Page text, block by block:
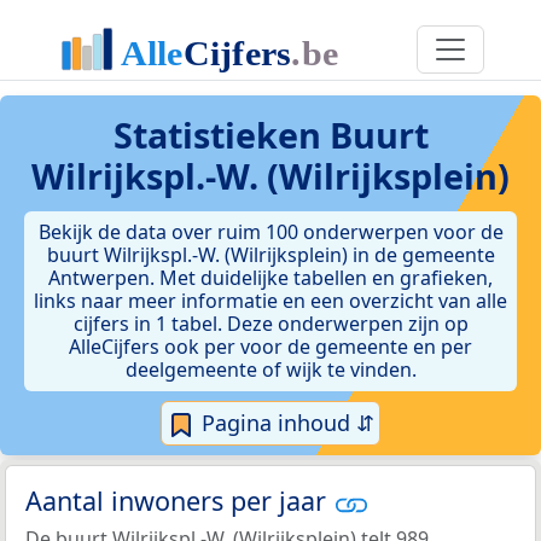
Statistieken Buurt
Wilrijkspl.-W. (Wilrijksplein)
Bekijk de data over ruim 100 onderwerpen voor de
buurt Wilrijkspl.-W. (Wilrijksplein) in de gemeente
Antwerpen. Met duidelijke tabellen en grafieken,
links naar meer informatie en een overzicht van alle
cijfers in 1 tabel. Deze onderwerpen zijn op
AlleCijfers ook per voor de gemeente en per
deelgemeente of wijk te vinden.
Pagina inhoud ⇵
Aantal inwoners per jaar